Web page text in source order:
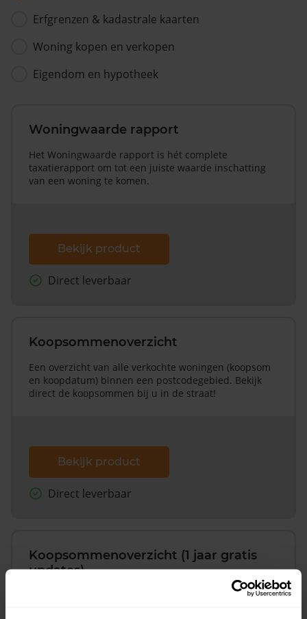
Erfgrenzen & kadastrale kaarten
Woning kopen en verkopen
Eigendom en hypotheek
Woningwaarde rapport
Het Woningwaarde rapport is hét complete
taxatierapport om tot een juiste waarde inschatting
van een woning te komen.
Bekijk product
Direct leverbaar
Koopsommenoverzicht
Een overzicht van alle verkochte woningen (koopsom
en koopdatum) binnen een postcodegebied. Bekijk
direct de koopsommen bij u in de straat!
Bekijk product
Direct leverbaar
Koopsommenoverzicht (1 jaar gratis
updates)